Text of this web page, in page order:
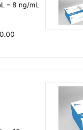
– 8 ng/mL